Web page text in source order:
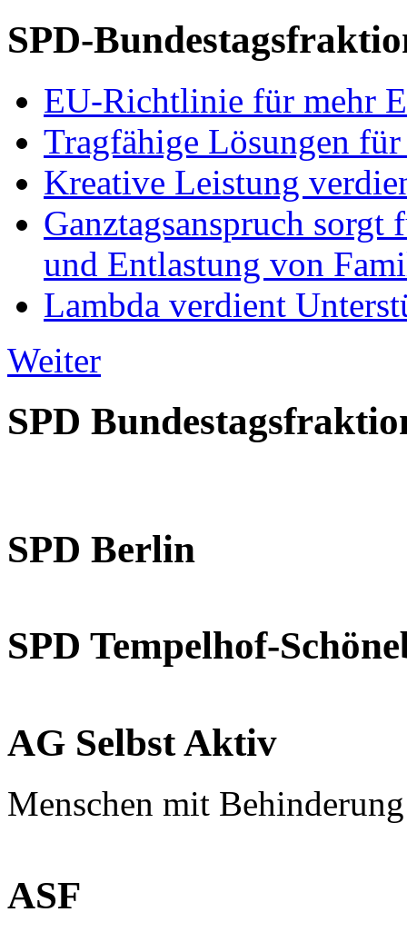
SPD-
EU-Richtlinie für mehr
Tragfähige Lösungen
Kreative Leistung
Ganztagsanspruch
und Entlastung von
Lambda verdient
Weiter
SPD
SPD Berlin
SPD Tempelhof-
AG Selbst Aktiv
Menschen mit
ASF